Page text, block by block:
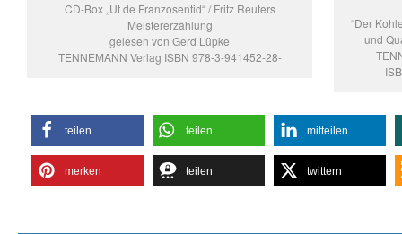
CD-Box „Ut de Franzosentid“ / Fritz Reuters
Meistererzählung
gelesen von Gerd Lüpke
TENNEMANN Verlag ISBN 978-3-941452-28-
“Der
und
teilen teilen mitteilen
merken teilen twittern